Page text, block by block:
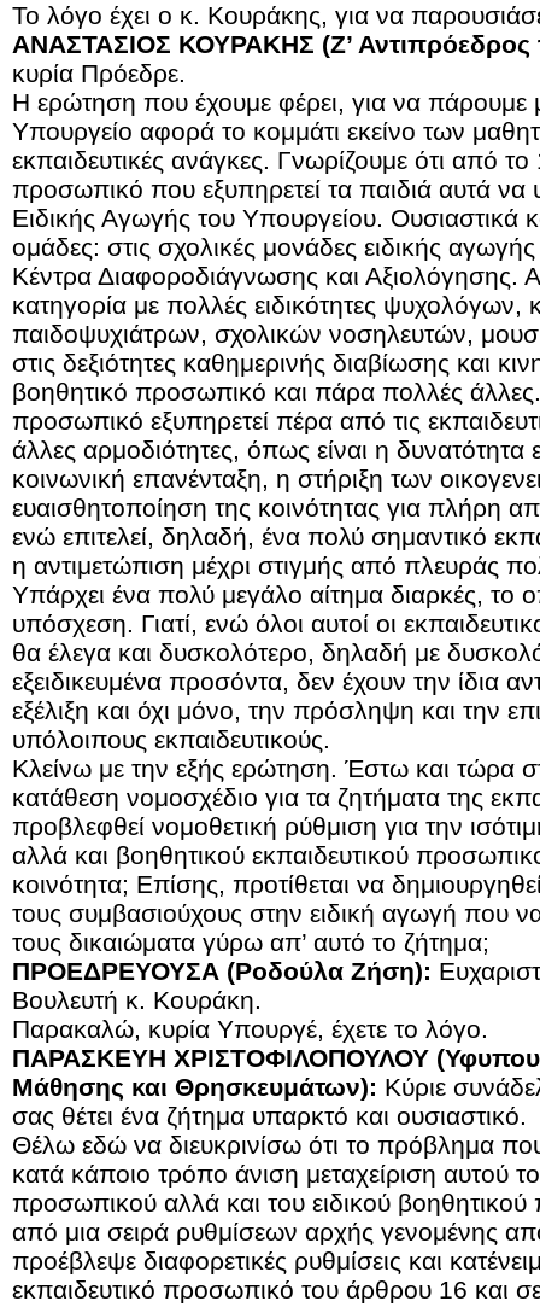
Το λόγο έχει ο κ. Κουράκης, για να
ΑΝΑΣΤΑΣΙΟΣ ΚΟΥΡΑΚΗΣ (Ζ’ Αντιπρόεδρος
κυρία Πρόεδρε.
Η ερώτηση που έχουμε φέρει, για να πάρουμε
Υπουργείο αφορά το κομμάτι εκείνο των
εκπαιδευτικές ανάγκες. Γνωρίζουμε ότι από
προσωπικό που εξυπηρετεί τα παιδιά αυτά να
Ειδικής Αγωγής του Υπουργείου. Ουσιαστικά
ομάδες: στις σχολικές μονάδες ειδικής
Κέντρα Διαφοροδιάγνωσης και Αξιολόγησης.
κατηγορία με πολλές ειδικότητες ψυχολόγων,
παιδοψυχιάτρων, σχολικών νοσηλευτών,
στις δεξιότητες καθημερινής διαβίωσης και
βοηθητικό προσωπικό και πάρα πολλές
προσωπικό εξυπηρετεί πέρα από τις
άλλες αρμοδιότητες, όπως είναι η δυνατότητα
κοινωνική επανένταξη, η στήριξη των
ευαισθητοποίηση της κοινότητας για πλήρη
ενώ επιτελεί, δηλαδή, ένα πολύ σημαντικό
η αντιμετώπιση μέχρι στιγμής από πλευράς
Υπάρχει ένα πολύ μεγάλο αίτημα διαρκές, το
υπόσχεση. Γιατί, ενώ όλοι αυτοί οι
θα έλεγα και δυσκολότερο, δηλαδή με
εξειδικευμένα προσόντα, δεν έχουν την ίδια
εξέλιξη και όχι μόνο, την πρόσληψη και την
υπόλοιπους εκπαιδευτικούς.
Κλείνω με την εξής ερώτηση. Έστω και τώρα
κατάθεση νομοσχέδιο για τα ζητήματα της
προβλεφθεί νομοθετική ρύθμιση για την
αλλά και βοηθητικού εκπαιδευτικού
κοινότητα; Επίσης, προτίθεται να
τους συμβασιούχους στην ειδική αγωγή που
τους δικαιώματα γύρω απ’ αυτό το ζήτημα;
ΠΡΟΕΔΡΕΥΟΥΣΑ (Ροδούλα Ζήση):
Βουλευτή κ. Κουράκη.
Παρακαλώ, κυρία Υπουργέ, έχετε το λόγο.
ΠΑΡΑΣΚΕΥΗ ΧΡΙΣΤΟΦΙΛΟΠΟΥΛΟΥ
Μάθησης και Θρησκευμάτων): Κύριε
σας θέτει ένα ζήτημα υπαρκτό και ουσιαστικό.
Θέλω εδώ να διευκρινίσω ότι το πρόβλημα
κατά κάποιο τρόπο άνιση μεταχείριση αυτού
προσωπικού αλλά και του ειδικού
από μια σειρά ρυθμίσεων αρχής γενομένης
προέβλεψε διαφορετικές ρυθμίσεις και
εκπαιδευτικό προσωπικό του άρθρου 16 και σε